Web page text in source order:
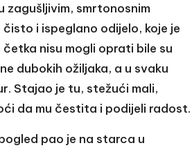
smrtonosnim
i ispeglano odijelo, koje je
nisu mogli oprati bile su
dubokih ožiljaka, a u svaku
Stajao je tu, stežući mali,
da mu čestita i podijeli radost.
pao je na starca u